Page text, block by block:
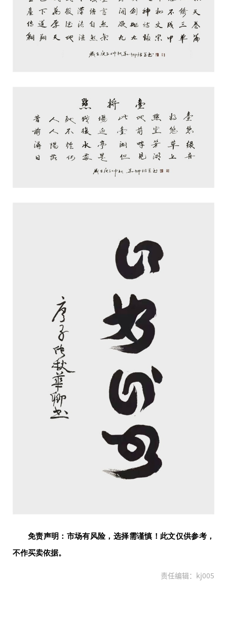
免责声明：市场有风险，选择需谨慎！此文仅供参考，
不作买卖依据。
责任编辑：kj005